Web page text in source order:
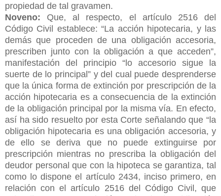
propiedad de tal gravamen.
Noveno: Que, al respecto, el artículo 2516 del
Código Civil establece: “La acción hipotecaria, y las
demás que proceden de una obligación accesoria,
prescriben junto con la obligación a que acceden”,
manifestación del principio “lo accesorio sigue la
suerte de lo principal” y del cual puede desprenderse
que la única forma de extinción por prescripción de la
acción hipotecaria es a consecuencia de la extinción
de la obligación principal por la misma vía. En efecto,
así ha sido resuelto por esta Corte señalando que “la
obligación hipotecaria es una obligación accesoria, y
de ello se deriva que no puede extinguirse por
prescripción mientras no prescriba la obligación del
deudor personal que con la hipoteca se garantiza, tal
como lo dispone el artículo 2434, inciso primero, en
relación con el artículo 2516 del Código Civil, que